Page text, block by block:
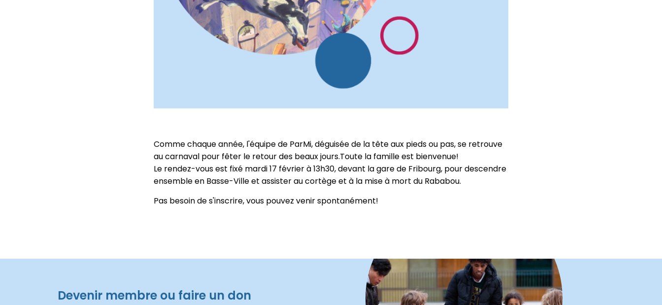
Comme chaque année, l'équipe de ParMi, déguisée de la tête aux pieds ou pas, se retrouve
au carnaval pour fêter le retour des beaux jours.Toute la famille est bienvenue!
Le rendez-vous est fixé mardi 17 février à 13h30, devant la gare de Fribourg, pour descendre
ensemble en Basse-Ville et assister au cortège et à la mise à mort du Rababou.
Pas besoin de s'inscrire, vous pouvez venir spontanément!
Devenir membre ou faire un don